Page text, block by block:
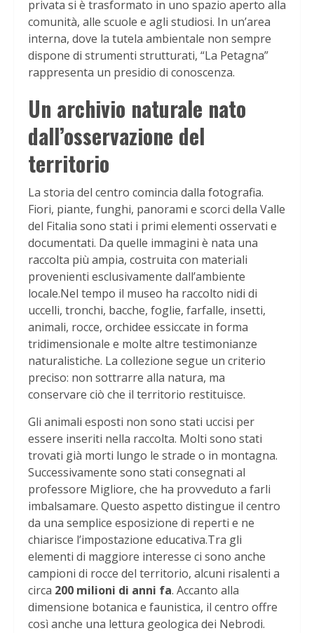
privata si è trasformato in uno spazio aperto alla
comunità, alle scuole e agli studiosi. In un’area
interna, dove la tutela ambientale non sempre
dispone di strumenti strutturati, “La Petagna”
rappresenta un presidio di conoscenza.
Un archivio naturale nato
dall’osservazione del
territorio
La storia del centro comincia dalla fotografia.
Fiori, piante, funghi, panorami e scorci della Valle
del Fitalia sono stati i primi elementi osservati e
documentati. Da quelle immagini è nata una
raccolta più ampia, costruita con materiali
provenienti esclusivamente dall’ambiente
locale.Nel tempo il museo ha raccolto nidi di
uccelli, tronchi, bacche, foglie, farfalle, insetti,
animali, rocce, orchidee essiccate in forma
tridimensionale e molte altre testimonianze
naturalistiche. La collezione segue un criterio
preciso: non sottrarre alla natura, ma
conservare ciò che il territorio restituisce.
Gli animali esposti non sono stati uccisi per
essere inseriti nella raccolta. Molti sono stati
trovati già morti lungo le strade o in montagna.
Successivamente sono stati consegnati al
professore Migliore, che ha provveduto a farli
imbalsamare. Questo aspetto distingue il centro
da una semplice esposizione di reperti e ne
chiarisce l’impostazione educativa.Tra gli
elementi di maggiore interesse ci sono anche
campioni di rocce del territorio, alcuni risalenti a
circa 200 milioni di anni fa. Accanto alla
dimensione botanica e faunistica, il centro offre
così anche una lettura geologica dei Nebrodi.